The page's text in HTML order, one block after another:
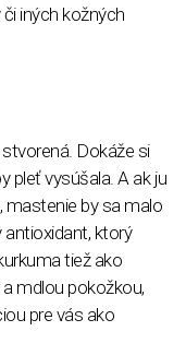
iných kožných
Dokáže si
pleť vysúšala. A ak ju
mastenie by sa malo
ktorý
tiež ako
mdlou pokožkou,
pre vás ako